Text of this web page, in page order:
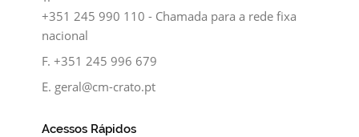
+351 245 990 110 - Chamada para a rede fixa
nacional
F.+351 245 996 679
E. geral@cm-crato.pt
Acessos Rápidos